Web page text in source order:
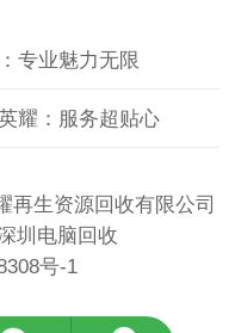
专业魅力无限
耀：服务超贴心
再生资源回收有限公司
圳电脑回收
号-1